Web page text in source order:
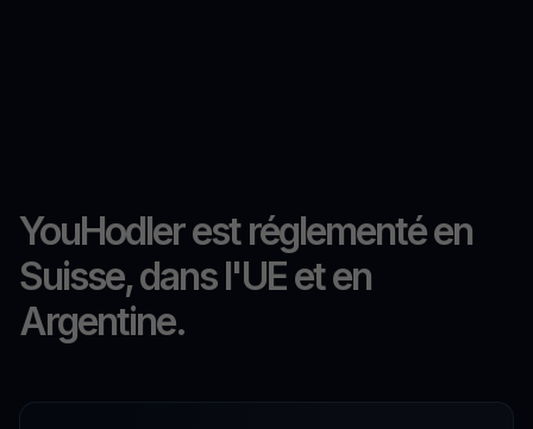
YouHodler est réglementé en
Suisse, dans l'UE et en
Argentine.